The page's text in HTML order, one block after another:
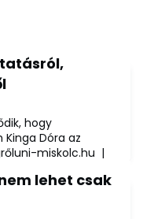
hogy
Dóra az
miskolc.hu |
emberi
problémákról
a Miskolci Egyetem
lehet csak